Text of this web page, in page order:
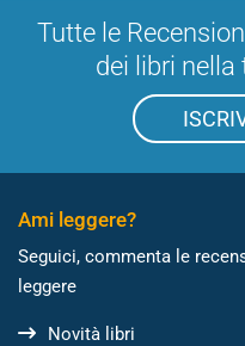
Tutte le
dei libri
Ami leggere?
Seguici, commenta le
leggere
Novità libri